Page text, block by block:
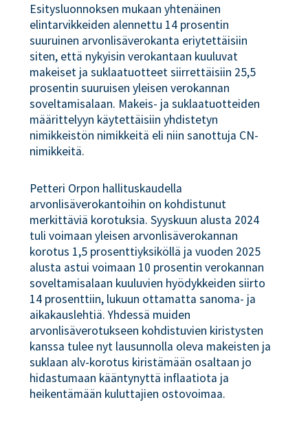
Esitysluonnoksen mukaan yhtenäinen
elintarvikkeiden alennettu 14 prosentin
suuruinen arvonlisäverokanta eriytettäisiin
siten, että nykyisin verokantaan kuuluvat
makeiset ja suklaatuotteet siirrettäisiin 25,5
prosentin suuruisen yleisen verokannan
soveltamisalaan. Makeis- ja suklaatuotteiden
määrittelyyn käytettäisiin yhdistetyn
nimikkeistön nimikkeitä eli niin sanottuja CN-
nimikkeitä.
Petteri Orpon hallituskaudella
arvonlisäverokantoihin on kohdistunut
merkittäviä korotuksia. Syyskuun alusta 2024
tuli voimaan yleisen arvonlisäverokannan
korotus 1,5 prosenttiyksiköllä ja vuoden 2025
alusta astui voimaan 10 prosentin verokannan
soveltamisalaan kuuluvien hyödykkeiden siirto
14 prosenttiin, lukuun ottamatta sanoma- ja
aikakauslehtiä. Yhdessä muiden
arvonlisäverotukseen kohdistuvien kiristysten
kanssa tulee nyt lausunnolla oleva makeisten ja
suklaan alv-korotus kiristämään osaltaan jo
hidastumaan kääntynyttä inflaatiota ja
heikentämään kuluttajien ostovoimaa.